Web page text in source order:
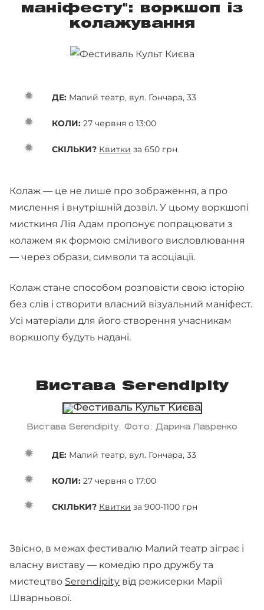
маніфесту": воркшоп із
колажування
ДЕ: Малий театр, вул. Гончара, 33
КОЛИ: 27 червня о 13:00
СКІЛЬКИ? Квитки за 650 грн
Колаж — це не лише про зображення, а про
мислення і внутрішній дозвіл. У цьому воркшопі
мисткиня Лія Адам пропонує попрацювати з
колажем як формою сміливого висловлювання
— через образи, символи та асоціації.
Колаж стане способом розповісти свою історію
без слів і створити власний візуальний маніфест.
Усі матеріали для його створення учасникам
воркшопу будуть надані.
Вистава Serendipity
Вистава Serendipity. Фото: Дарина Лавренко
ДЕ: Малий театр, вул. Гончара, 33
КОЛИ: 27 червня о 17:00
СКІЛЬКИ? Квитки за 900-1100 грн
Звісно, в межах фестивалю Малий театр зіграє і
власну виставу — комедію про дружбу та
мистецтво Serendipity від режисерки Марії
Шварньової.